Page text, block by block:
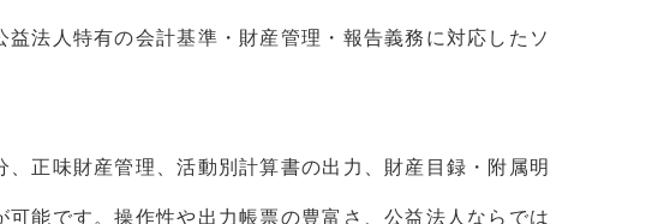
法人特有の会計基準・財産管理・報告義務に対応したソ
正味財産管理、活動別計算書の出力、財産目録・附属明
能です。操作性や出力帳票の豊富さ、公益法人ならでは